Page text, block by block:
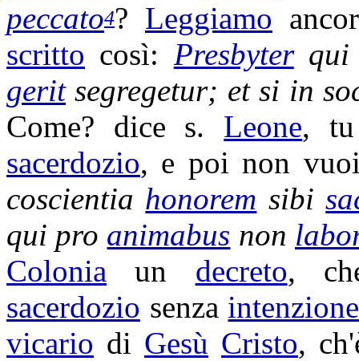
peccato4? Leggiamo
scritto così: Presbyter
gerit segregetur; et si in
Come? dice s. Leone,
sacerdozio, e poi non
coscientia honorem sibi
qui pro animabus non
Colonia un decreto,
sacerdozio senza intenzione
vicario di Gesù Cristo,